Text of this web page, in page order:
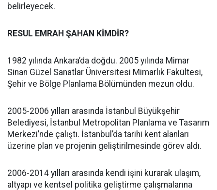
belirleyecek.
RESUL EMRAH ŞAHAN KİMDİR?
1982 yılında Ankara’da doğdu. 2005 yılında Mimar
Sinan Güzel Sanatlar Üniversitesi Mimarlık Fakültesi,
Şehir ve Bölge Planlama Bölümünden mezun oldu.
2005-2006 yılları arasında İstanbul Büyükşehir
Belediyesi, İstanbul Metropolitan Planlama ve Tasarım
Merkezi’nde çalıştı. İstanbul’da tarihi kent alanları
üzerine plan ve projenin geliştirilmesinde görev aldı.
2006-2014 yılları arasında kendi işini kurarak ulaşım,
altyapı ve kentsel politika geliştirme çalışmalarına